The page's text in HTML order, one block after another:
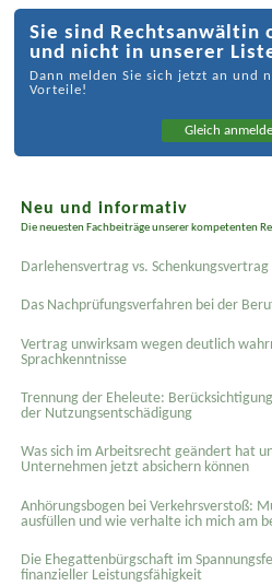
Sie sind Rechtsanwältin
und nicht in unserer
Dann melden Sie sich jetzt an und
Vorteile!
Gleich
Neu und informativ
Die neuesten Fachbeiträge unserer kompetenten
Darlehensvertrag vs. Schenkungsvertrag
Das Nachprüfungsverfahren bei der
Vertrag unwirksam wegen deutlich
Sprachkenntnisse
Trennung der Eheleute:
der Nutzungsentschädigung
Was sich im Arbeitsrecht geändert hat
Unternehmen jetzt absichern können
Anhörungsbogen bei Verkehrsverstoß:
ausfüllen und wie verhalte ich mich am
Die Ehegattenbürgschaft im
finanzieller Leistungsfähigkeit